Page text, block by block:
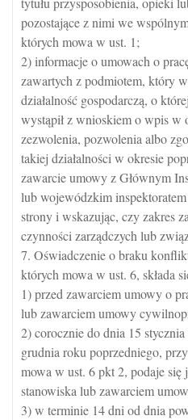
pozostające z nimi we
których mowa w ust. 1;
2) informacje o umowach o
zawartych z podmiotem, który
działalność gospodarczą, o
wystąpił z wnioskiem o wpis w
zezwolenia, pozwolenia albo
takiej działalności w okresie
zawarcie umowy z Głównym
lub wojewódzkim
strony i wskazując, czy zakres
czynności zarządczych lub
7. Oświadczenie o braku
których mowa w ust. 6, składa
1) przed zawarciem umowy o
lub zawarciem umowy
2) corocznie do dnia 15 stycznia
grudnia roku poprzedniego,
mowa w ust. 6 pkt 2, podaje się
stanowiska lub zawarciem
3) w terminie 14 dni od dnia